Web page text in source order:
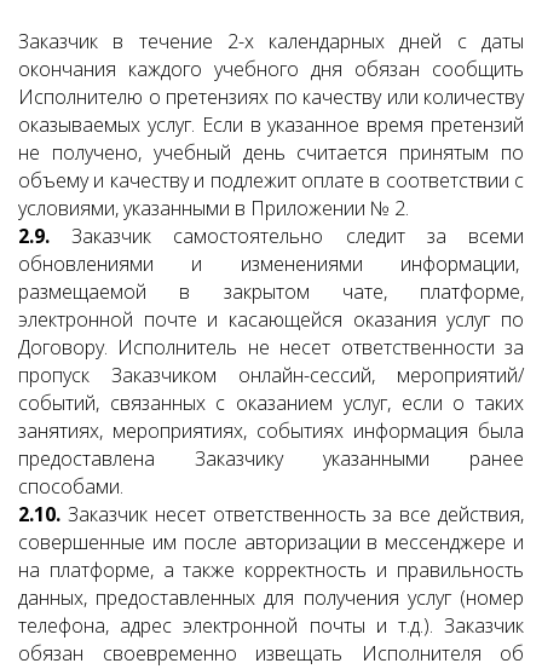
Заказчик в течение 2-х календарных дней с даты
окончания каждого учебного дня обязан сообщить
Исполнителю о претензиях по качеству или количеству
оказываемых услуг. Если в указанное время претензий
не получено, учебный день считается принятым по
объему и качеству и подлежит оплате в соответствии с
условиями, указанными в Приложении № 2.
2.9. Заказчик самостоятельно следит за всеми
обновлениями и изменениями информации,
размещаемой в закрытом чате, платформе,
электронной почте и касающейся оказания услуг по
Договору. Исполнитель не несет ответственности за
пропуск Заказчиком онлайн-сессий, мероприятий/
событий, связанных с оказанием услуг, если о таких
занятиях, мероприятиях, событиях информация была
предоставлена Заказчику указанными ранее
способами.
2.10. Заказчик несет ответственность за все действия,
совершенные им после авторизации в мессенджере и
на платформе, а также корректность и правильность
данных, предоставленных для получения услуг (номер
телефона, адрес электронной почты и т.д.). Заказчик
обязан своевременно извещать Исполнителя об